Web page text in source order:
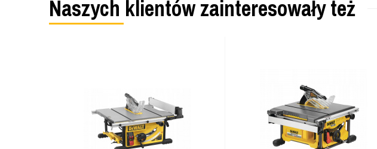
Naszych klientów zainteresowały też